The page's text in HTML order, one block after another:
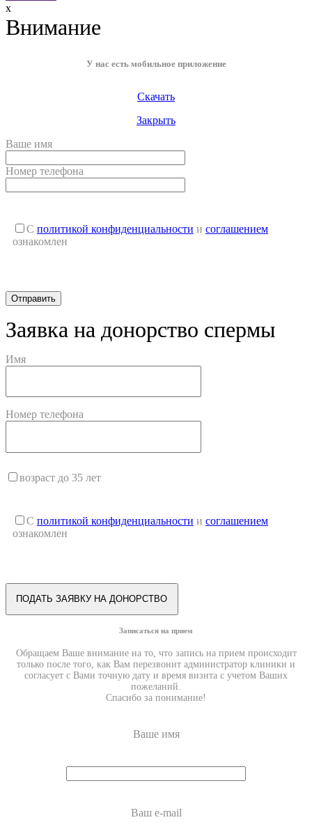
x
Внимание
У нас есть мобильное приложение
Скачать
Закрыть
Ваше имя
Номер телефона
С политикой конфиденциальности и соглашением
ознакомлен
Заявка на донорство спермы
Имя
Номер телефона
возраст до 35 лет
С политикой конфиденциальности и соглашением
ознакомлен
Записаться на прием
Обращаем Ваше внимание на то, что запись на прием происходит
только после того, как Вам перезвонит администратор клиники и
согласует с Вами точную дату и время визита с учетом Ваших
пожеланий.
Спасибо за понимание!
Ваше имя
Ваш e-mail